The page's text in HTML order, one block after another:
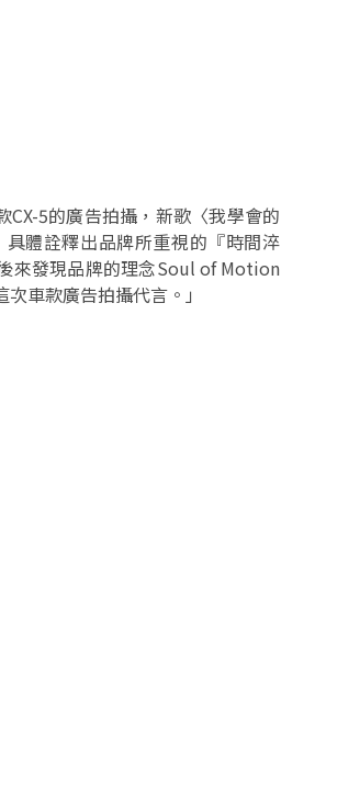
5的廣告拍攝，新歌〈我學會的
體詮釋出品牌所重視的『時間淬
來發現品牌的理念Soul of Motion
車款廣告拍攝代言。」